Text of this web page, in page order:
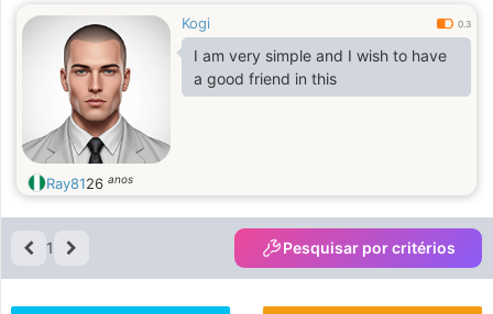
Kogi 0.3
I am very simple and I wish to have
a good friend in this
Ray8126 anos
1 Pesquisar por critérios